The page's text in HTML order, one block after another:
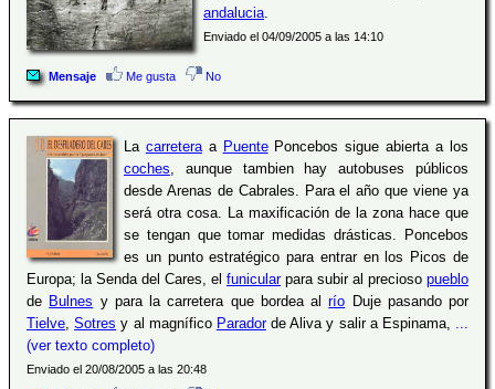
andalucia
Enviado el 04/09/2005 a las 14:10
Mensaje Me gusta No
La carreteraa PuentePoncebos sigue abierta a los
coches, aunque tambien hay autobuses públicos
desde Arenas de Cabrales. Para el año que viene ya
será otra cosa. La maxificación de la zona hace que
se tengan que tomar medidas drásticas. Poncebos
es un punto estratégico para entrar en los Picos de
Europa; la Senda del Cares, el funicularpara subir al precioso pueblo
de Bulnes y para la carretera que bordea alrío Duje pasando por
Tielve,Sotres y al magnífico Paradorde Aliva y salir a Espinama, ...
(ver texto completo)
Enviado el 20/08/2005 a las 20:48